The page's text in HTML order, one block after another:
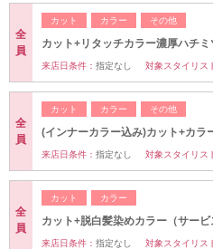
全
員
カット カラー その他
カット+リタッチカラー濃厚ハチミ
来店日条件： 指定なし 対象スタイリス
全
員
カット カラー その他
(インナーカラー込み)カット+カラ
来店日条件： 指定なし 対象スタイリス
全
員
カット カラー
カット+脱白髪染めカラー（サービ
来店日条件： 指定なし 対象スタイリス